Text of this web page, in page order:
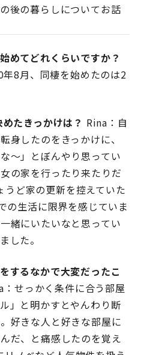
後の暮らしについてお話
てどれくらいですか？
8月、同棲を始めたのは2
たきっかけは？ Rina：自
身したのをきっかけに、
〜」とぼんやり思ってい
の家を行ったり来たりだ
ど家の更新を控えていた
の生活に限界を感じていま
緒にいたいなと思ってい
した。
るなかで大変だったこ
：せっかく条件に合う部屋
」と明かすとやんわり断
好きな人と好きな部屋に
だ、と痛感したのを覚え